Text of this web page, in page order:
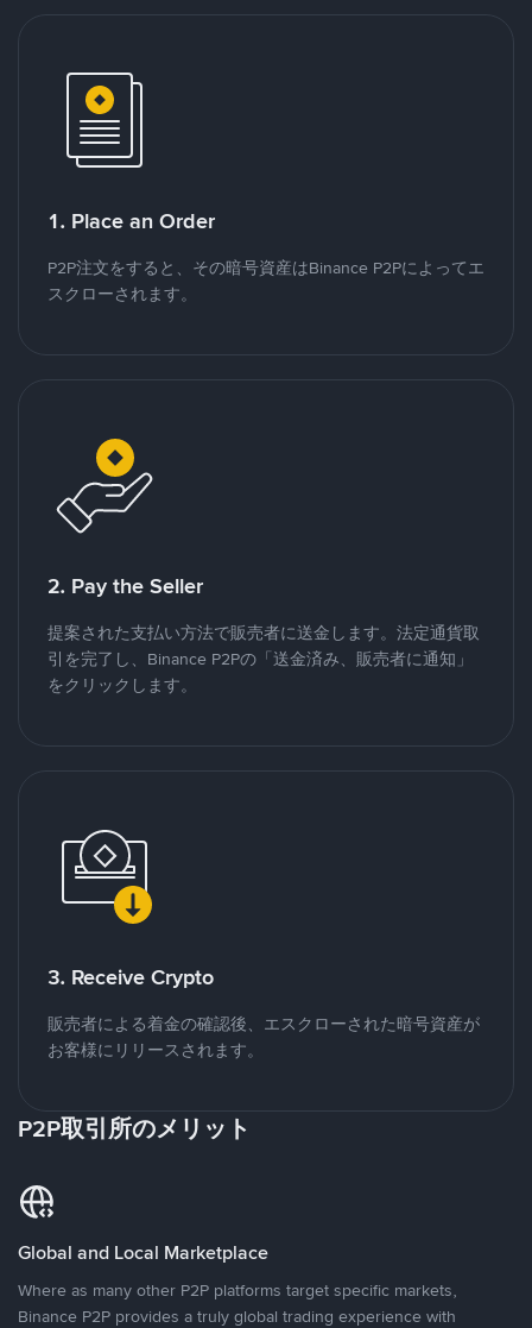
1. Place an Order
P2P注文をすると、その暗号資産はBinance P2Pによってエ
スクローされます。
2. Pay the Seller
提案された支払い方法で販売者に送金します。法定通貨取
引を完了し、Binance P2Pの「送金済み、販売者に通知」
をクリックします。
3. Receive Crypto
販売者による着金の確認後、エスクローされた暗号資産が
お客様にリリースされます。
P2P取引所のメリット
Global and Local Marketplace
Where as many other P2P platforms target specific markets,
Binance P2P provides a truly global trading experience with